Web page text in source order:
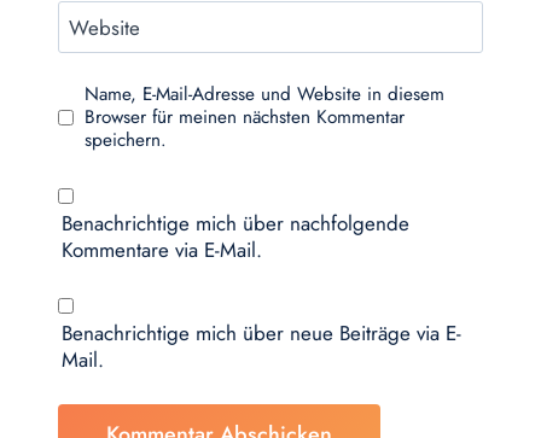
Website
Name, E-Mail-Adresse und Website in diesem
Browser für meinen nächsten Kommentar
speichern.
Benachrichtige mich über nachfolgende
Kommentare via E-Mail.
Benachrichtige mich über neue Beiträge via E-
Mail.